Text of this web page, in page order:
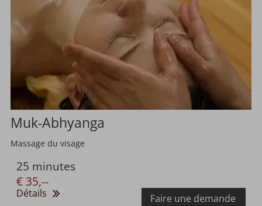
Muk-Abhyanga
Massage du visage
25 minutes
€ 35,--
Faire une demande
Détails